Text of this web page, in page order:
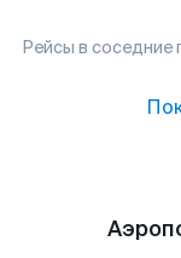
Рейсы в соседние